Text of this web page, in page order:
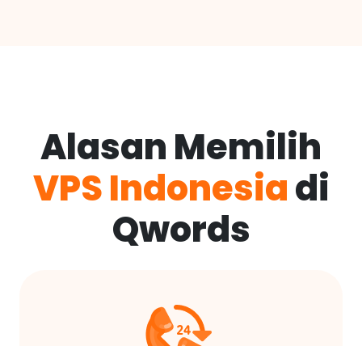
Alasan Memilih
VPS Indonesiadi
Qwords